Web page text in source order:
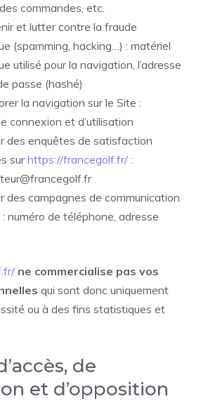
commandes, etc.
et lutter contre la fraude
(spamming, hacking…) : matériel
utilisé pour la navigation, l’adresse
passe (hashé)
la navigation sur le Site :
connexion et d’utilisation
des enquêtes de satisfaction
surhttps://francegolf.fr/ :
des campagnes de communication
: numéro de téléphone, adresse
ne commercialise pas vos
qui sont donc uniquement
ou à des fins statistiques et
de
et d’opposition